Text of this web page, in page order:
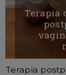
Terapia
Terapia